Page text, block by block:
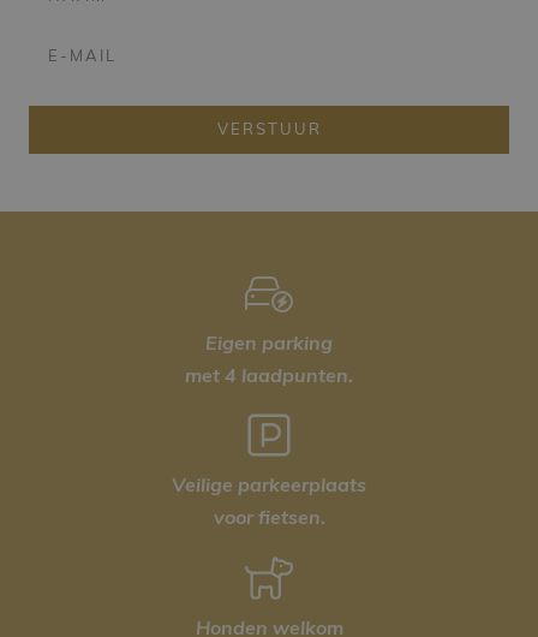
VERSTUUR
Eigen parking
met 4 laadpunten.
Veilige parkeerplaats
voor fietsen.
Honden welkom